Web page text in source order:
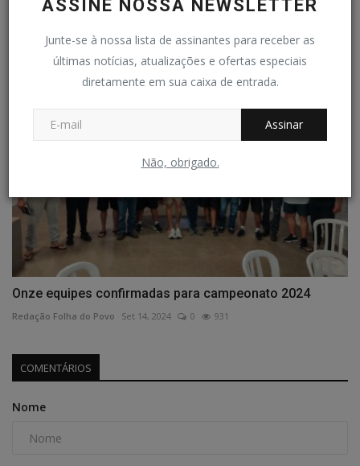
ASSINE NOSSA NEWSLETTER
Junte-se à nossa lista de assinantes para receber as
últimas notícias, atualizações e ofertas especiais
diretamente em sua caixa de entrada.
Assinar
Não, obrigado.
CAMPEONATO CLASSISTA - Times disputam terceira
Redação Folha do Povo Mar 15, 2025 0 149
Onze equipes confirmadas para campeonato 2024
Redação Folha do Povo Set 14, 2024 0 931
COMENTÁRIOS
Nome